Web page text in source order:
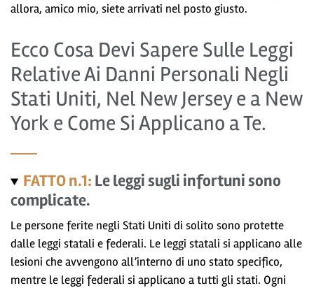
allora, amico mio, siete arrivati nel posto giusto.
Ecco Cosa Devi Sapere Sulle Leggi
Relative Ai Danni Personali Negli
Stati Uniti, Nel New Jersey e a New
York e Come Si Applicano a Te.
FATTO n.1: Le leggi sugli infortuni sono
complicate.
Le persone ferite negli Stati Uniti di solito sono protette
dalle leggi statali e federali. Le leggi statali si applicano alle
lesioni che avvengono all’interno di uno stato specifico,
mentre le leggi federali si applicano a tutti gli stati. Ogni